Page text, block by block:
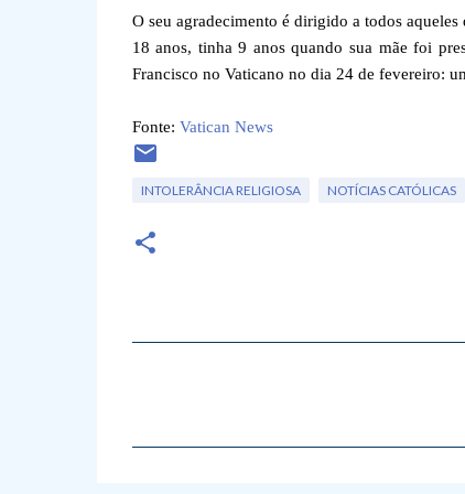
O seu agradecimento é dirigido a todos
18 anos, tinha 9 anos quando sua mãe foi
Francisco no Vaticano no dia 24 de fevereiro:
Fonte: Vatican News
INTOLERÂNCIA RELIGIOSA NOTÍCIAS CATÓLICAS